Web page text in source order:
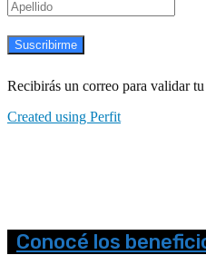
Suscribirme
Recibirás un correo para validar
Created using Perfit
Conocé los